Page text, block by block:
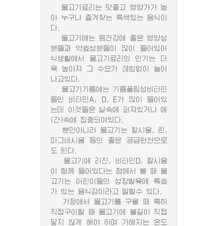
물고기료리는 맛좋고 영양가가 높
아 누구나 즐겨찾는 특색있는 음식이
다.
물고기에는 몸건강에 좋은 영양성
분들과 약효성분들이 많이 들어있어
식생활에서 물고기료리의 인기는 더
욱 높아져 그 수요가 끊임없이 늘어
나고있다.
물고기기름에는 기름풀림성비타민
들인 비타민A, D, E가 많이 들어있
는데 이것들은 살속에 퍼져있거나 애
(간)속에 집중되여있다.
뿐만아니라 물고기는 칼시움, 린,
마그네시움 등의 좋은 공급원천으로
도 된다.
물고기에 리진, 비타민D, 칼시움
이 함께 들어있다는 점에서 볼 때 물
고기는 어린이들의 성장발육에 특효
가 있는 음식감이라고 말할수 있다.
가정에서 물고기를 구울 때 특히
직접구이할 때 물고기에 불길이 직접
닿지 않게 해야 하며 가해지는 온도